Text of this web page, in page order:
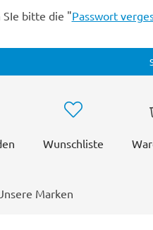
SIe bitte die "Passwort
Wunschliste
Marken